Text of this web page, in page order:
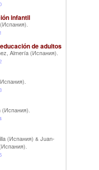
infantil
.
de adultos
Almería (Испания).
.
(Испания).
(Испания) & Juan-
.